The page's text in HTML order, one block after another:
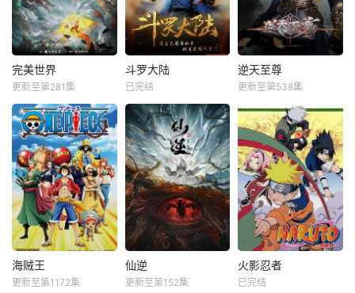
完美世界
更新至第281集
斗罗大陆
已完结
逆天至尊
更新至第538集
海贼王
更新至第1172集
仙逆
更新至第152集
火影忍者
已完结